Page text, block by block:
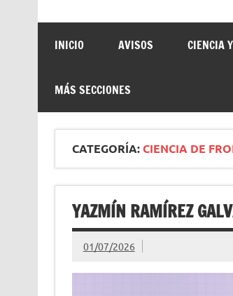
INICIO AVISOS CIENCIA
MÁS SECCIONES
CATEGORÍA:CIENCIA DE
YAZMÍN RAMÍREZ
01/07/2026